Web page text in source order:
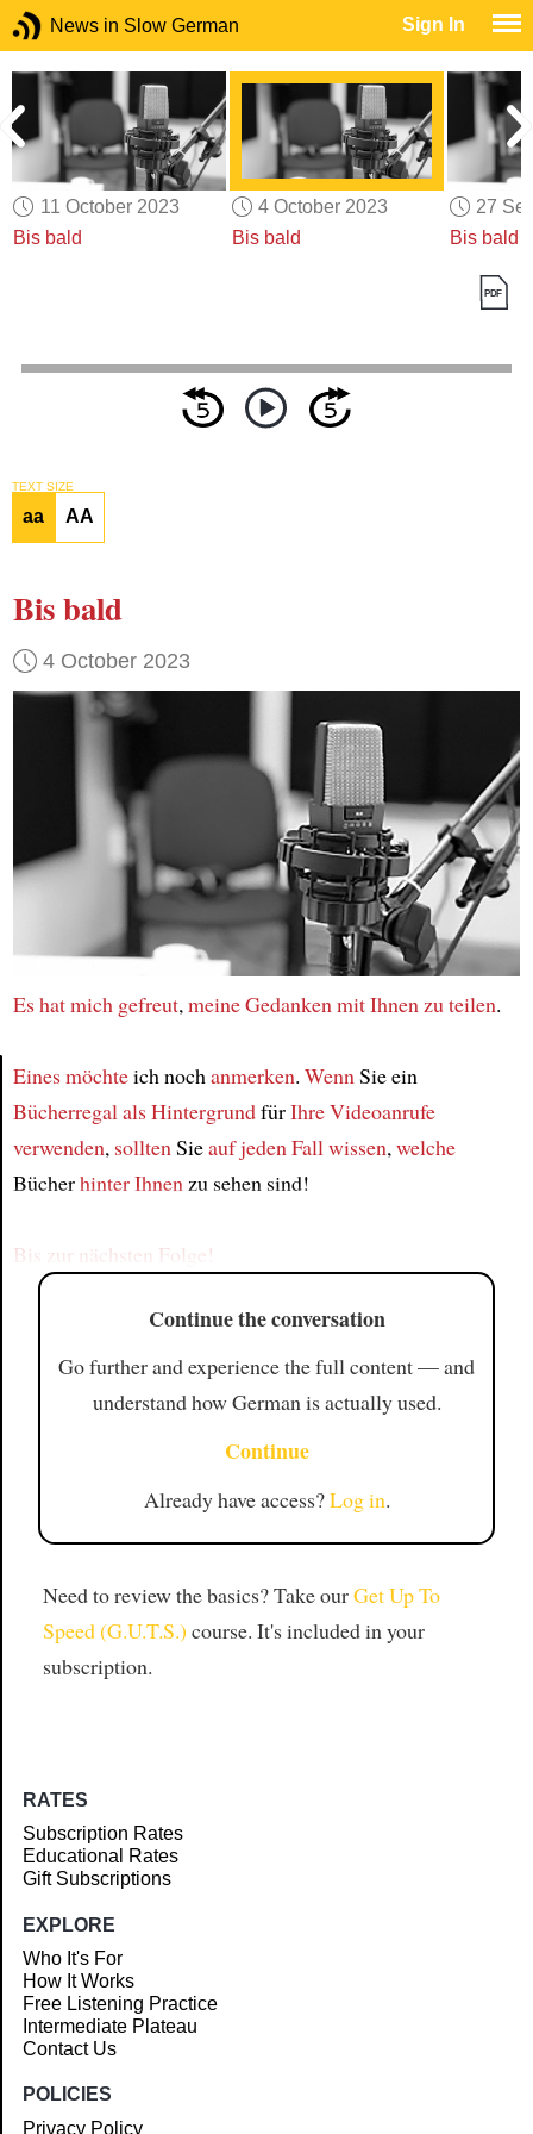
News in Slow German Sign In
11 October 2023
Bis bald
4 October 2023
Bis bald
27
Bis bald
Article
TEXT SIZE
aa AA
Bis bald
4 October 2023
Es hat mich gefreut,meine Gedankenmit Ihnenzu teilen.
Einesmöchteich nochanmerken. WennSie ein
Bücherregal als HintergrundfürIhre Videoanrufe
verwenden, solltenSieauf jeden Fallwissen,welche
Bücherhinter Ihnenzu sehen sind!
Bis zur nächsten Folge!
Continue the conversation
Go further and experience the full content — and
understand how German is actually used.
Continue
Already have access?Log in.
Need to review the basics? Take ourGet Up To
Speed (G.U.T.S.) course. It's included in your
subscription.
RATES
Subscription Rates
Educational Rates
Gift Subscriptions
EXPLORE
Who It's For
How It Works
Free Listening Practice
Intermediate Plateau
Contact Us
POLICIES
Privacy Policy